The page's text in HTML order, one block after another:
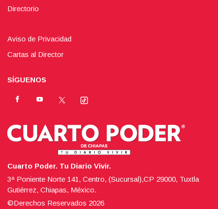
Directorio
Aviso de Privacidad
Cartas al Director
SÍGUENOS
Cuarto Poder. Tu Diario Vivir.
3ª Poniente Norte 141, Centro, (Sucursal),CP 29000, Tuxtla
Gutiérrez, Chiapas, México.
©Derechos Reservados 2026